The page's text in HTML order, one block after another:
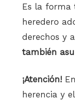
Es la forma
heredero
derechos y
también
¡Atención!
herencia y